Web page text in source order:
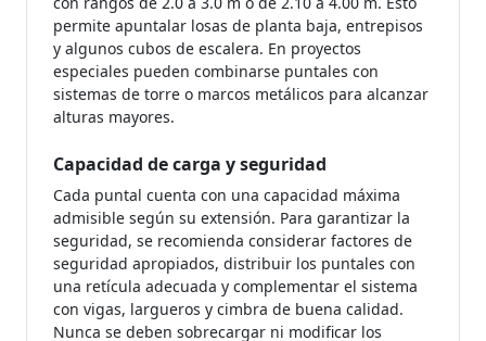
permite apuntalar losas de planta baja, entrepisos
y algunos cubos de escalera. En proyectos
especiales pueden combinarse puntales con
sistemas de torre o marcos metálicos para alcanzar
alturas mayores.
Capacidad de carga y seguridad
Cada puntal cuenta con una capacidad máxima
admisible según su extensión. Para garantizar la
seguridad, se recomienda considerar factores de
seguridad apropiados, distribuir los puntales con
una retícula adecuada y complementar el sistema
con vigas, largueros y cimbra de buena calidad.
Nunca se deben sobrecargar ni modificar los